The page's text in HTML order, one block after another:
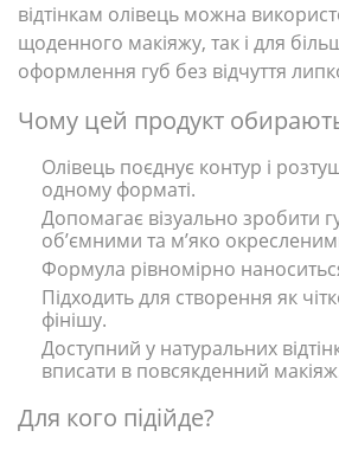
відтінкам олівець можна
щоденного макіяжу, так і для
оформлення губ без відчуття
Чому цей продукт
Олівець поєднує контур і
одному форматі.
Допомагає візуально зробити
об’ємними та м’яко
Формула рівномірно
Підходить для створення як
фінішу.
Доступний у натуральних
вписати в повсякденний
Для кого підійде?